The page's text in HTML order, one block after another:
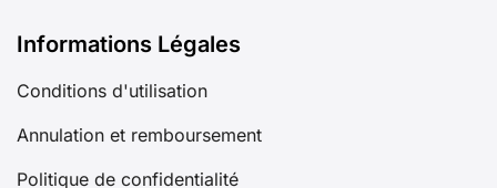
Informations Légales
Conditions d'utilisation
Annulation et remboursement
Politique de confidentialité